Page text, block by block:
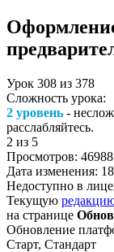
Урок 308 из 378
Сложность урока:
2 уровень -
расслабляйтесь.
2 из 5
Просмотров: 46988
Дата изменения:
Недоступно в
Текущую
на странице
Обновление
Старт, Стандарт